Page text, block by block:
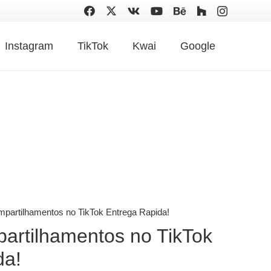
Instagram TikTok Kwai Google
no TikTok Entrega Rapida!
no TikTok